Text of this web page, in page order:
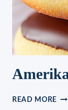
READ MORE